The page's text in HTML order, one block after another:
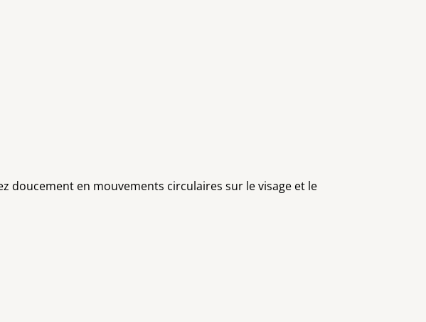
doucement en mouvements circulaires sur le visage et le